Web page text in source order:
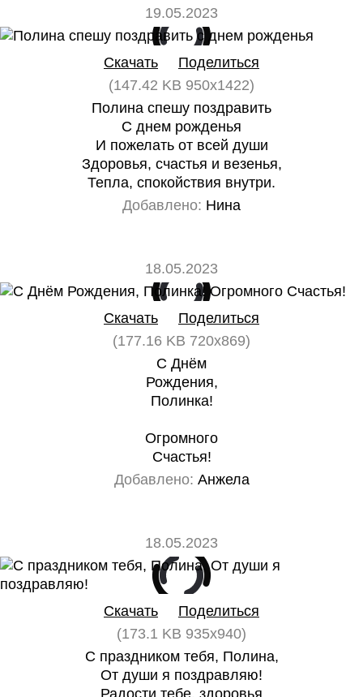
19.05.2023
0 0
Скачать
Поделиться
(147.42 KB 950x1422)
Полина спешу поздравить
С днем рожденья
И пожелать от всей души
Здоровья, счастья и везенья,
Тепла, спокойствия внутри.
Добавлено: Нина
18.05.2023
0 0
Скачать
Поделиться
(177.16 KB 720x869)
С Днём
Рождения,
Полинка!
Огромного
Счастья!
Добавлено: Анжела
18.05.2023
0
Скачать
Поделиться
(173.1 KB 935x940)
С праздником тебя, Полина,
От души я поздравляю!
Радости тебе, здоровья